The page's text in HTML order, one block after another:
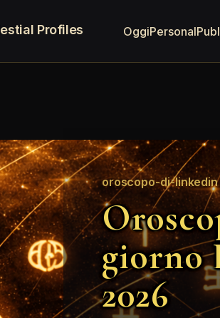
Profiles OggiPersonal
oroscopo-di-linkedin
giorno
2026